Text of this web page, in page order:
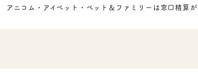
アニコム・アイペット・ペット＆ファミリーは窓口精算が